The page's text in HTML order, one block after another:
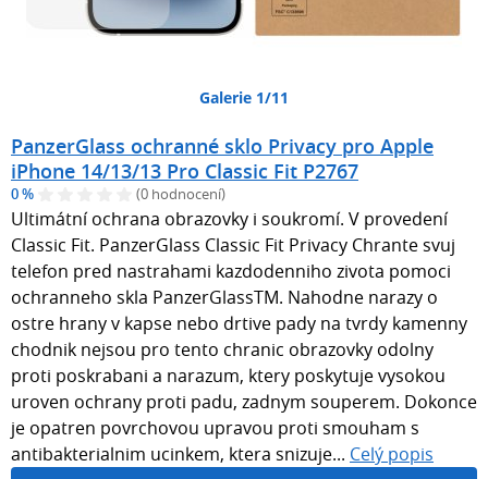
Galerie 1/11
PanzerGlass ochranné sklo Privacy pro Apple
iPhone 14/13/13 Pro Classic Fit P2767
0 % (0 hodnocení)
Ultimátní ochrana obrazovky i soukromí. V provedení
Classic Fit. PanzerGlass Classic Fit Privacy Chrante svuj
telefon pred nastrahami kazdodenniho zivota pomoci
ochranneho skla PanzerGlassTM. Nahodne narazy o
ostre hrany v kapse nebo drtive pady na tvrdy kamenny
chodnik nejsou pro tento chranic obrazovky odolny
proti poskrabani a narazum, ktery poskytuje vysokou
uroven ochrany proti padu, zadnym souperem. Dokonce
je opatren povrchovou upravou proti smouham s
antibakterialnim ucinkem, ktera snizuje... Celý popis